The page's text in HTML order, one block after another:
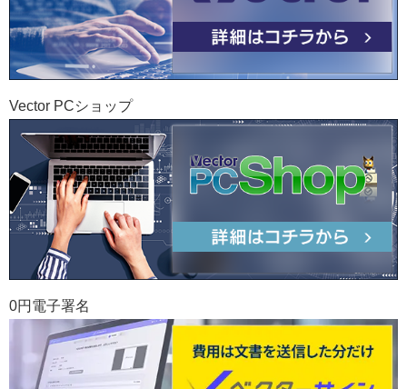
Vector PCショップ
0円電子署名